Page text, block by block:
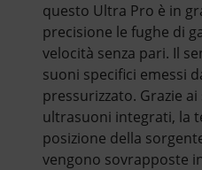
questo Ultra Pro è in
precisione le fughe di
velocità senza pari. Il
suoni specifici emessi
pressurizzato. Grazie
ultrasuoni integrati, la
posizione della
vengono sovrapposte